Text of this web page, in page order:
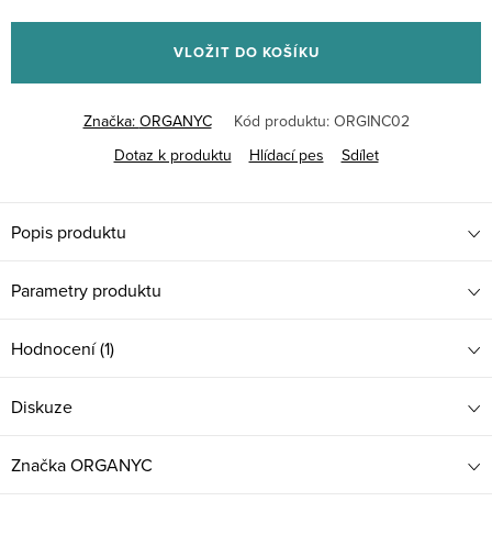
VLOŽIT DO KOŠÍKU
Značka: ORGANYC Kód produktu: ORGINC02
Dotaz k produktu
Hlídací pes Sdílet
Popis produktu
Parametry produktu
Hodnocení (1)
Diskuze
ZnačkaORGANYC